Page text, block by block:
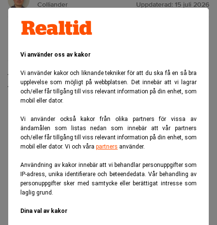
Vi använder oss av kakor
Vi använder kakor och liknande tekniker för att du ska få en så bra
upplevelse som möjligt på webbplatsen. Det innebär att vi lagrar
och/eller får tillgång till viss relevant information på din enhet, som
mobil eller dator.
Vi använder också kakor från olika partners för vissa av
ändamålen som listas nedan som innebär att vår partners
och/eller får tillgång till viss relevant information på din enhet, som
mobil eller dator. Vi och våra partners använder.
Användning av kakor innebär att vi behandlar personuppgifter som
IP-adress, unika identifierare och beteendedata. Vår behandling av
personuppgifter sker med samtycke eller berättigat intresse som
laglig grund.
Dina val av kakor
Colliander
Uppdaterad: 15 juli 2026
ha fallit från en tvåveckorshögsta, sedan en svagare
förväntningar på en nära förestående räntehöjning
från den amerikanska centralbanken Federal Reserve.
ANNONS